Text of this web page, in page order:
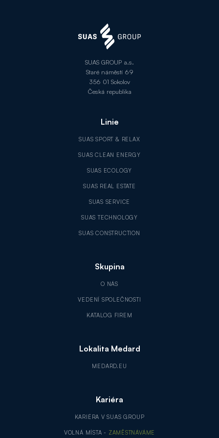
SUAS GROUP a.s.
Staré náměstí 69
356 01 Sokolov
Česká republika
Linie
SUAS SPORT & RELAX
SUAS CLEAN ENERGY
SUAS ECOLOGY
SUAS REAL ESTATE
SUAS SERVICE
SUAS TECHNOLOGY
SUAS CONSTRUCTION
Skupina
O NÁS
VEDENÍ SPOLEČNOSTI
KATALOG FIREM
Lokalita Medard
MEDARD.EU
Kariéra
KARIÉRA V SUAS GROUP
VOLNÁ MÍSTA - ZAMĚSTNÁVÁME